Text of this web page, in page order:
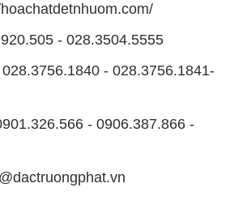
- 028.3504.5555
- 028.3756.1841-
- 0906.387.866 -